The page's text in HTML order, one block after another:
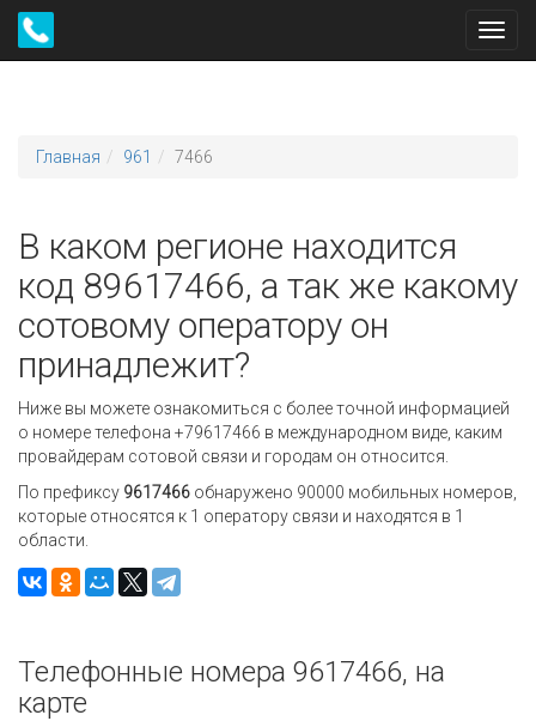
Главная 961 7466
В каком регионе находится
код 89617466, а так же какому
сотовому оператору он
принадлежит?
Ниже вы можете ознакомиться с более точной информацией
о номере телефона +79617466 в международном виде, каким
провайдерам сотовой связи и городам он относится.
По префиксу 9617466 обнаружено 90000 мобильных номеров,
которые относятся к 1 оператору связи и находятся в 1
области.
Телефонные номера 9617466, на
карте